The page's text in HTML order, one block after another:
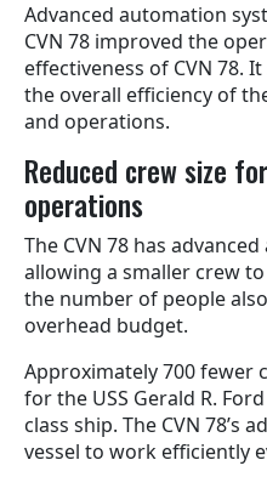
Advanced automation
CVN 78 improved the
effectiveness of CVN 78.
the overall efficiency of
and operations.
Reduced crew size
operations
The CVN 78 has
allowing a smaller crew
the number of people
overhead budget.
Approximately 700 fewer
for the USS Gerald R.
class ship. The CVN 78’s
vessel to work efficiently